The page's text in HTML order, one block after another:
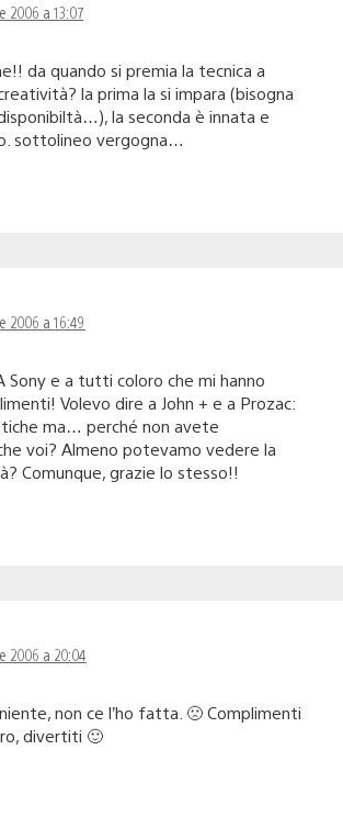
2006 a 13:07
da quando si premia la tecnica a
la prima la si impara (bisogna
la seconda è innata e
sottolineo vergogna…
2006 a 16:49
Sony e a tutti coloro che mi hanno
Volevo dire a John + e a Prozac:
ma… perché non avete
voi? Almeno potevamo vedere la
Comunque, grazie lo stesso!!
2006 a 20:04
non ce l’ho fatta. 🙁 Complimenti
divertiti 🙂